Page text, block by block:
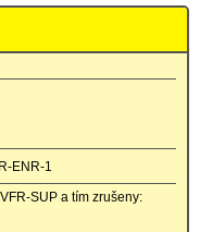
ENR-1
SUP a tím zrušeny: